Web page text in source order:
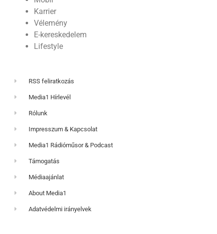
Karrier
Vélemény
E-kereskedelem
Lifestyle
RSS feliratkozás
Media1 Hírlevél
Rólunk
Impresszum & Kapcsolat
Media1 Rádióműsor & Podcast
Támogatás
Médiaajánlat
About Media1
Adatvédelmi irányelvek